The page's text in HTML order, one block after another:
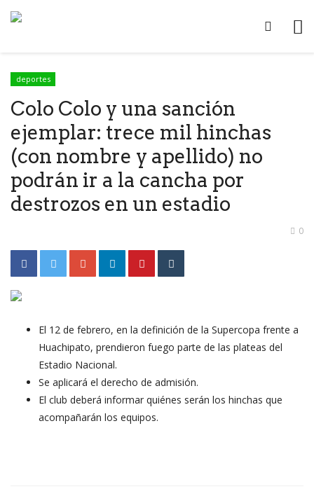
deportes
Colo Colo y una sanción
ejemplar: trece mil hinchas
(con nombre y apellido) no
podrán ir a la cancha por
destrozos en un estadio
0
El 12 de febrero, en la definición de la Supercopa frente a
Huachipato, prendieron fuego parte de las plateas del
Estadio Nacional.
Se aplicará el derecho de admisión.
El club deberá informar quiénes serán los hinchas que
acompañarán los equipos.